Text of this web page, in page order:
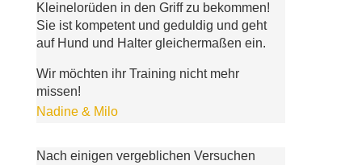
Kleinelorüden in den Griff zu bekommen!
Sie ist kompetent und geduldig und geht
auf Hund und Halter gleichermaßen ein.
Wir möchten ihr Training nicht mehr
missen!
Nadine & Milo
Nach einigen vergeblichen Versuchen